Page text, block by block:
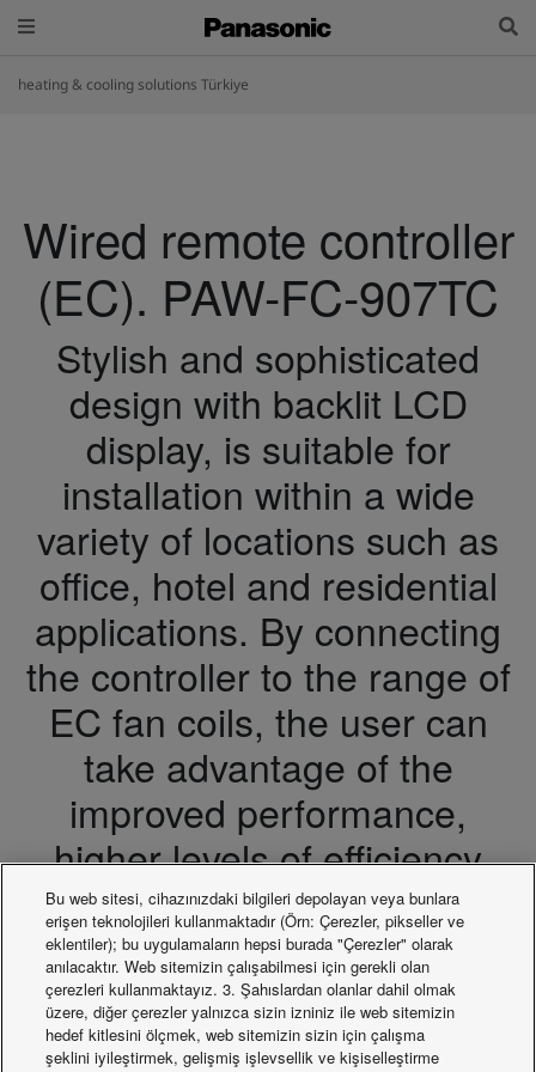
heating & cooling solutions Türkiye
Wired remote controller
(EC). PAW-FC-907TC
Stylish and sophisticated
design with backlit LCD
display, is suitable for
installation within a wide
variety of locations such as
office, hotel and residential
applications. By connecting
the controller to the range of
EC fan coils, the user can
take advantage of the
improved performance,
higher levels of efficiency
and thus improved energy
savings.
Bu web sitesi, cihazınızdaki bilgileri depolayan veya bunlara
erişen teknolojileri kullanmaktadır (Örn: Çerezler, pikseller ve
eklentiler); bu uygulamaların hepsi burada "Çerezler" olarak
anılacaktır. Web sitemizin çalışabilmesi için gerekli olan
çerezleri kullanmaktayız. 3. Şahıslardan olanlar dahil olmak
üzere, diğer çerezler yalnızca sizin izniniz ile web sitemizin
hedef kitlesini ölçmek, web sitemizin sizin için çalışma
şeklini iyileştirmek, gelişmiş işlevsellik ve kişiselleştirme